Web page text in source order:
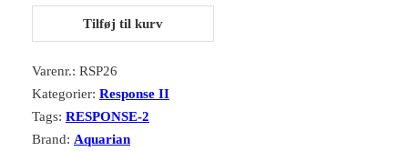
Tilføj til kurv
Varenr.: RSP26
Kategorier: Response II
Tags: RESPONSE-2
Brand: Aquarian